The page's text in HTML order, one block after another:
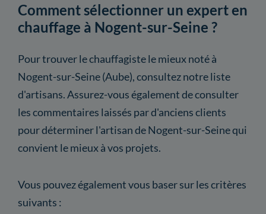
Comment sélectionner un expert en
chauffage à Nogent-sur-Seine ?
Pour trouver le chauffagiste le mieux noté à
Nogent-sur-Seine (Aube), consultez notre liste
d'artisans. Assurez-vous également de consulter
les commentaires laissés par d'anciens clients
pour déterminer l'artisan de Nogent-sur-Seine qui
convient le mieux à vos projets.
Vous pouvez également vous baser sur les critères
suivants :